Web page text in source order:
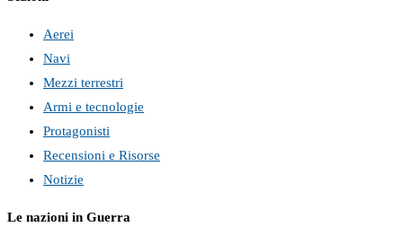
Aerei
Navi
Mezzi terrestri
Armi e tecnologie
Protagonisti
Recensioni e Risorse
Notizie
Le nazioni in Guerra